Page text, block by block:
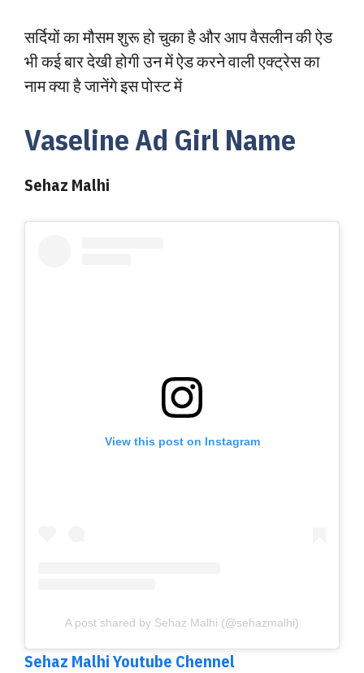
सर्दियों का मौसम शुरू हो चुका है और आप वैसलीन की ऐड
भी कई बार देखी होगी उन में ऐड करने वाली एक्ट्रेस का
नाम क्या है जानेंगे इस पोस्ट में
Vaseline Ad Girl Name
Sehaz Malhi
View this post on Instagram
A post shared by Sehaz Malhi (@sehazmalhi)
Sehaz Malhi Youtube Chennel